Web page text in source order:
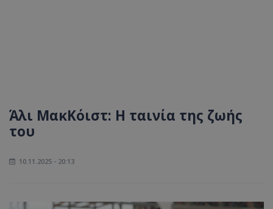
Άλι ΜακΚόιστ: Η ταινία της ζωής
του
10.11.2025 - 20:13